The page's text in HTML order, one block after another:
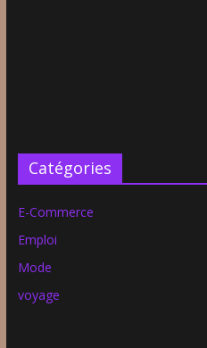
Catégories
E-Commerce
Emploi
Mode
voyage